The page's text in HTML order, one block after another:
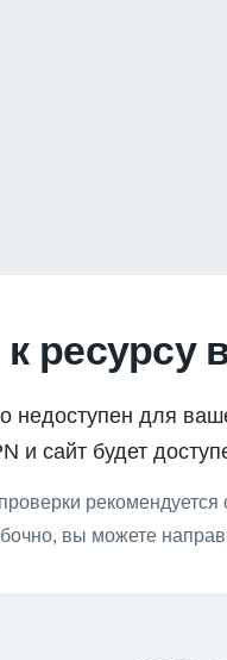
ресурсу
недоступен для
и сайт будет
вы можете